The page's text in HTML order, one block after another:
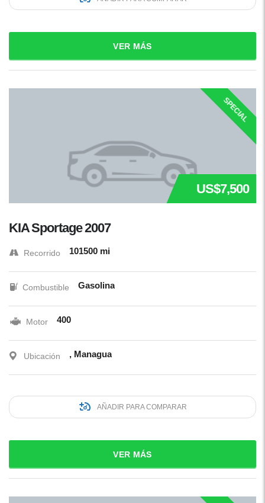
VER MÁS
SPECIAL
US$7,500
KIA Sportage 2007
Recorrido 101500 mi
Combustible Gasolina
Motor 400
Ubicación , Managua
AÑADIR PARA COMPARAR
VER MÁS